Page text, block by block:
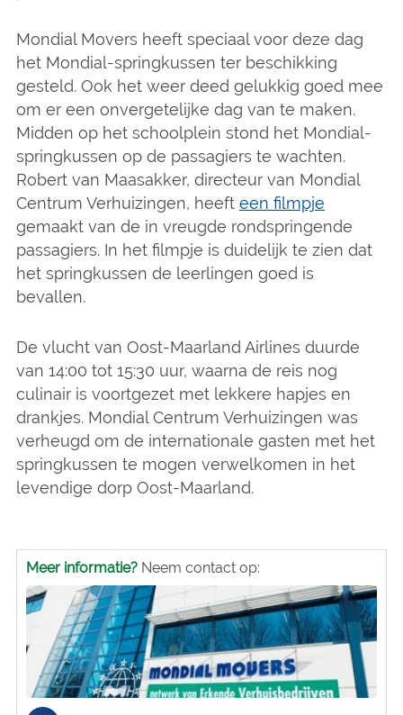
Mondial Movers heeft speciaal voor deze dag
het Mondial-springkussen ter beschikking
gesteld. Ook het weer deed gelukkig goed mee
om er een onvergetelijke dag van te maken.
Midden op het schoolplein stond het Mondial-
springkussen op de passagiers te wachten.
Robert van Maasakker, directeur van Mondial
Centrum Verhuizingen, heeft een filmpje
gemaakt van de in vreugde rondspringende
passagiers. In het filmpje is duidelijk te zien dat
het springkussen de leerlingen goed is
bevallen.
De vlucht van Oost-Maarland Airlines duurde
van 14:00 tot 15:30 uur, waarna de reis nog
culinair is voortgezet met lekkere hapjes en
drankjes. Mondial Centrum Verhuizingen was
verheugd om de internationale gasten met het
springkussen te mogen verwelkomen in het
levendige dorp Oost-Maarland.
Meer informatie?Neem contact op: